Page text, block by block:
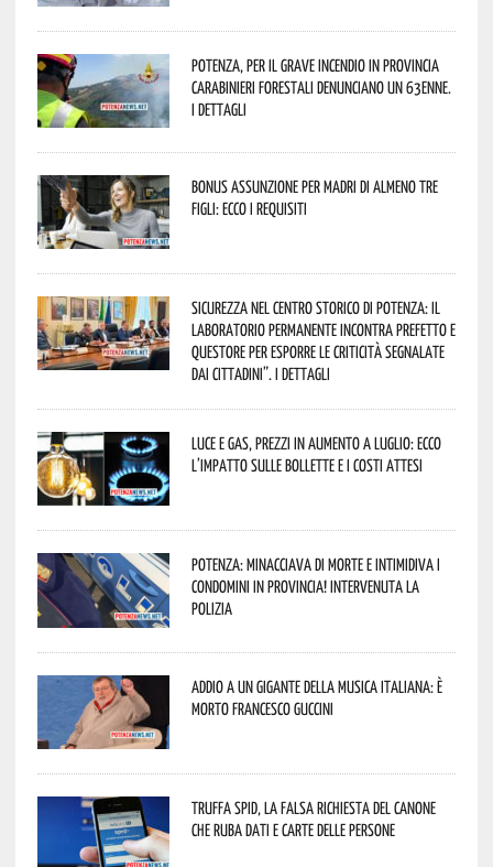
Potenza, per il grave incendio in Provincia
Carabinieri forestali denunciano un 63enne.
I dettagli
Bonus assunzione per madri di almeno tre
figli: ecco i requisiti
Sicurezza nel Centro Storico di Potenza: il
Laboratorio Permanente incontra Prefetto e
Questore per esporre le criticità segnalate
dai cittadini”. I dettagli
Luce e gas, prezzi in aumento a luglio: ecco
l’impatto sulle bollette e i costi attesi
Potenza: minacciava di morte e intimidiva i
condomini in provincia! Intervenuta la
Polizia
Addio a un gigante della musica italiana: è
morto Francesco Guccini
Truffa Spid, la falsa richiesta del canone
che ruba dati e carte delle persone